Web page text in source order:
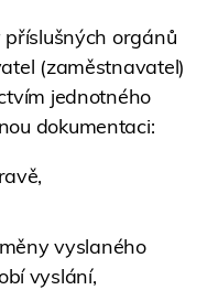
orgánů
(zaměstnavatel)
jednotného
dokumentaci:
vyslaného
vyslání,